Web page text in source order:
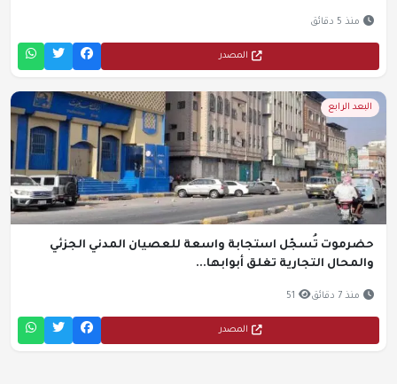
منذ 5 دقائق
المصدر
البعد الرابع
حضرموت تُسجّل استجابة واسعة للعصيان المدني الجزئي
والمحال التجارية تغلق أبوابها...
منذ 7 دقائق 51
المصدر